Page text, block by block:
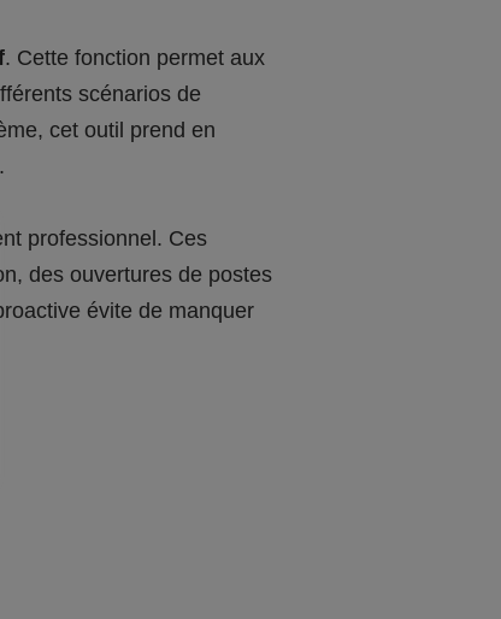
. Cette fonction permet aux
scénarios de
cet outil prend en
professionnel. Ces
des ouvertures de postes
évite de manquer